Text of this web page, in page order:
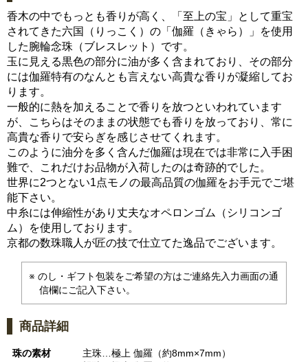
香木の中でもっとも香りが高く、「至上の宝」として重宝
されてきた六国（りっこく）の「伽羅（きゃら）」を使用
した腕輪念珠（ブレスレット）です。
玉に見える黒色の部分に油が多く含まれており、その部分
には伽羅特有のなんとも言えない高貴な香りが凝縮してお
ります。
一般的に熱を加えることで香りを放つといわれています
が、こちらはそのままの状態でも香りを放っており、常に
高貴な香りで安らぎを感じさせてくれます。
このように油分を多く含んだ伽羅は現在では非常に入手困
難で、これだけお品物が入荷したのは奇跡的でした。
世界に2つとない1点モノの最高品質の伽羅をお手元でご堪
能下さい。
中糸には伸縮性があり丈夫なオペロンゴム（シリコンゴ
ム）を使用しております。
京都の数珠職人が匠の技で仕立てた逸品でございます。
のし・ギフト包装をご希望の方はご連絡先入力画面の通
信欄にご記入下さい。
商品詳細
珠の素材
主珠…極上 伽羅（約8mm×7mm）